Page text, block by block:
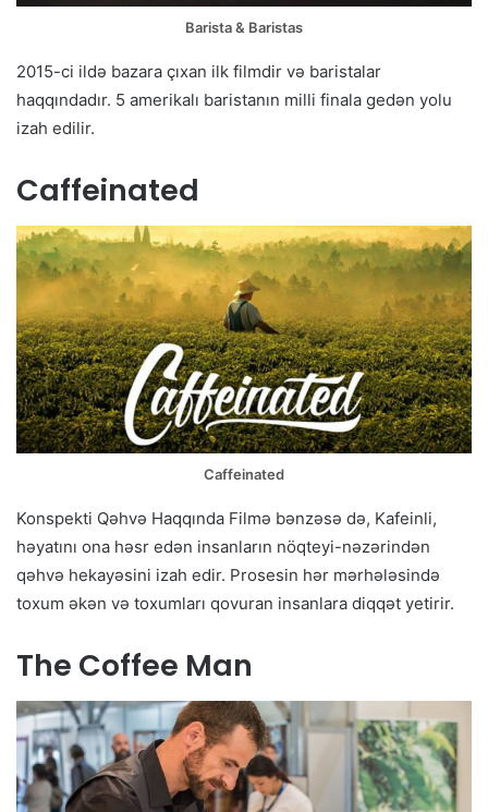
Barista & Baristas
2015-ci ildə bazara çıxan ilk filmdir və baristalar
haqqındadır. 5 amerikalı baristanın milli finala gedən yolu
izah edilir.
Caffeinated
Caffeinated
Konspekti Qəhvə Haqqında Filmə bənzəsə də, Kafeinli,
həyatını ona həsr edən insanların nöqteyi-nəzərindən
qəhvə hekayəsini izah edir. Prosesin hər mərhələsində
toxum əkən və toxumları qovuran insanlara diqqət yetirir.
The Coffee Man